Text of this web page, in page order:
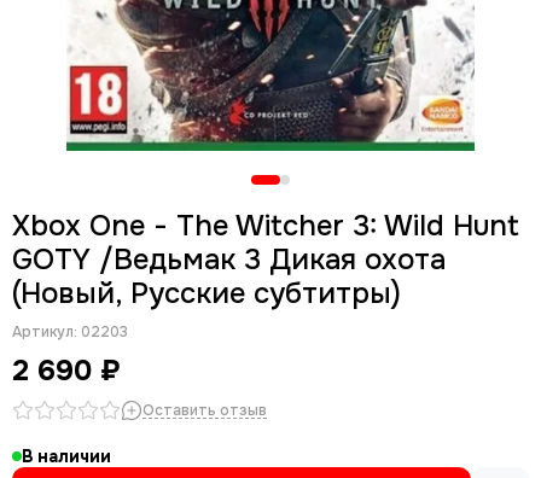
Xbox One - The Witcher 3: Wild Hunt
GOTY /Ведьмак 3 Дикая охота
(Новый, Русские субтитры)
Артикул: 02203
2 690 ₽
Оставить отзыв
В наличии